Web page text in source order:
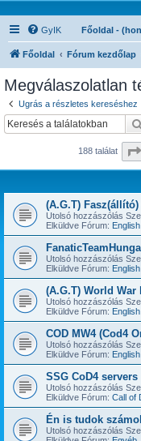
GyIK Főoldal -
Főoldal Fórum kezdőlap
Megválaszolatlan
Ugrás a részletes kereséshez
188 találat
(A.G.T) Fasz(állító)
Utolsó hozzászólás
Elküldve Fórum:
Utolsó hozzászólás
Elküldve Fórum:
(A.G.T) World War
Utolsó hozzászólás
Elküldve Fórum:
COD MW4 (Cod4
Utolsó hozzászólás
Elküldve Fórum:
SSG CoD4 servers
Utolsó hozzászólás
Elküldve Fórum: Call of
Én is tudok
Utolsó hozzászólás